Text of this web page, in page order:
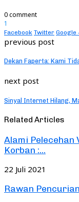
0 comment
1
Facebook Twitter Google
previous post
Dekan Faperta: Kami
next post
Sinyal Internet Hilang,
Related Articles
Alami Pelecehan
Korban :...
22 Juli 2021
Rawan